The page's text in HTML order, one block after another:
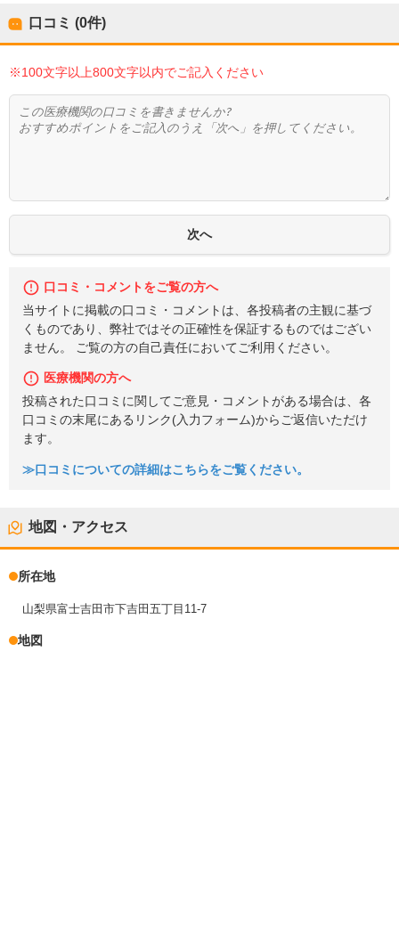
口コミ (0件)
※100文字以上800文字以内でご記入ください
口コミ・コメントをご覧の方へ
当サイトに掲載の口コミ・コメントは、各投稿者の主観に基づ
くものであり、弊社ではその正確性を保証するものではござい
ません。 ご覧の方の自己責任においてご利用ください。
医療機関の方へ
投稿された口コミに関してご意見・コメントがある場合は、各
口コミの末尾にあるリンク(入力フォーム)からご返信いただけ
ます。
≫口コミについての詳細はこちらをご覧ください。
地図・アクセス
所在地
山梨県富士吉田市下吉田五丁目11-7
地図